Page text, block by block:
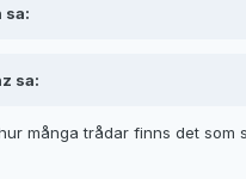
sa:
sa:
många trådar finns det som